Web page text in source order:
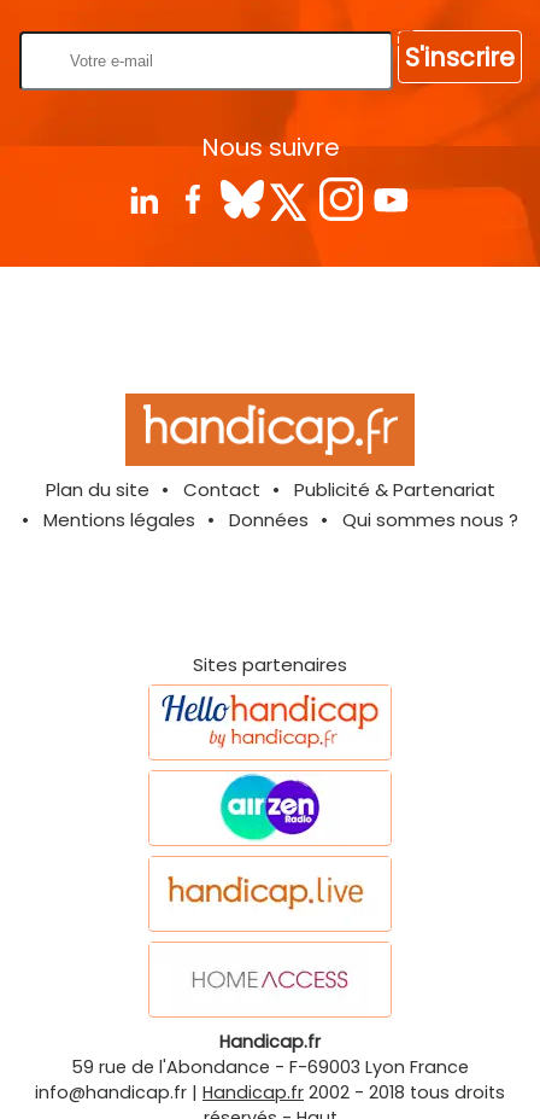
S'inscrire
Nous suivre
Plan du site Contact
Publicité & Partenariat
Mentions légales
Données Qui sommes nous ?
Sites partenaires
Handicap.fr
59 rue de l'Abondance - F-69003 Lyon France
info@handicap.fr | Handicap.fr 2002 - 2018 tous droits